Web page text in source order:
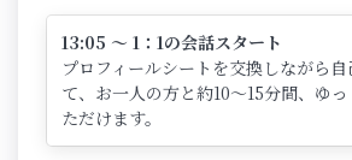
13:05 ～ 1：1の会話スタート
プロフィールシートを交換しながら
て、お一人の方と約10～15分間、ゆ
ただけます。